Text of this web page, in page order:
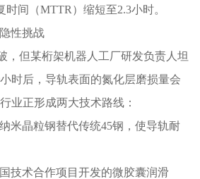
间（MTTR）缩短至2.3小时。
性挑战
，但某桁架机器人工厂研发负责人坦
时后，导轨表面的氮化层磨损量会
业正形成两大技术路线：
米晶粒钢替代传统45钢，使导轨耐
技术合作项目开发的微胶囊润滑